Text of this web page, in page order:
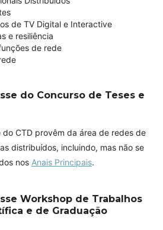
de TV Digital e Interactive
e resiliência
de rede
do Concurso de Teses e
CTD provêm da área de redes de
distribuídos, incluindo, mas não se
nos Anais Principais.
Workshop de Trabalhos
e de Graduação